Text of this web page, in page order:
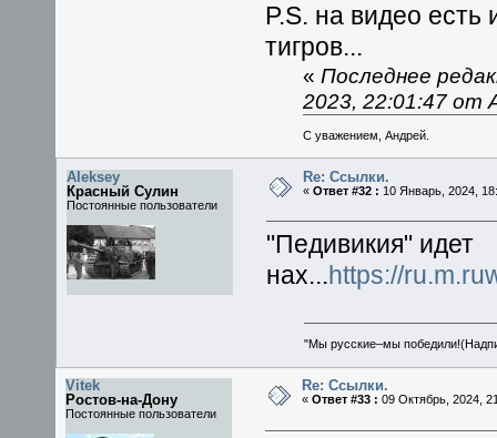
P.S. на видео
тигров...
« Последнее
2023, 22:01:47 от
С уважением, Андрей.
Aleksey
Красный Сулин
Постоянные пользователи
Re: Ссылки.
« Ответ #32 : 10 Январь, 2024,
"Педивикия" идет
нах...https://
"Мы русские–мы
Vitek
Ростов-на-Дону
Постоянные пользователи
Re: Ссылки.
« Ответ #33 : 09 Октябрь, 2024,